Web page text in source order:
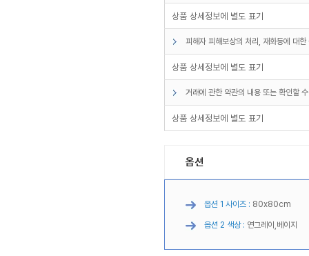
상품 상세정보에 별도 표기
피해자 피해보상의 처리, 재화등에 대
상품 상세정보에 별도 표기
거래에 관한 약관의 내용 또는 확인할
상품 상세정보에 별도 표기
옵션
옵션 1 사이즈 : 80x80cm
옵션 2 색상 : 연그레이,베이지